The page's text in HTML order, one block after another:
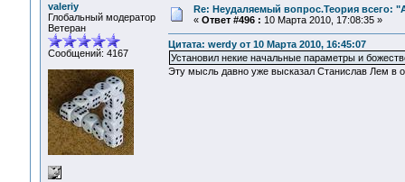
valeriy
Глобальный модератор
Ветеран
Сообщений: 4167
Re: Неудаляемый вопрос.Теория всего:
« Ответ #496 : 10 Марта 2010, 17:08:35 »
Цитата: werdy от 10 Марта 2010, 16:45:07
Установил некие начальные параметры и
Эту мысль давно уже высказал Станислав Лем в